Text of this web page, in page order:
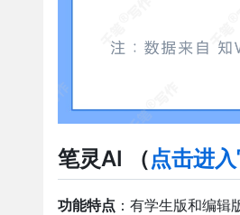
笔灵AI （点击进
功能特点 ：有学生版和编